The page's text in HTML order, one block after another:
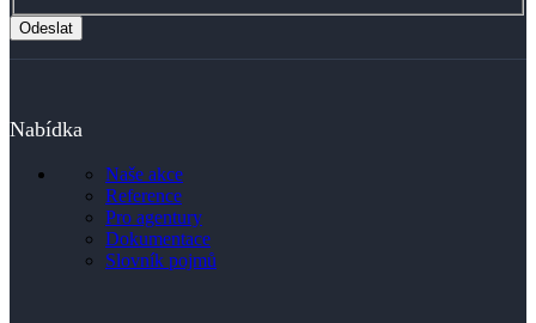
Odeslat
Nabídka
Naše akce
Reference
Pro agentury
Dokumentace
Slovník pojmů